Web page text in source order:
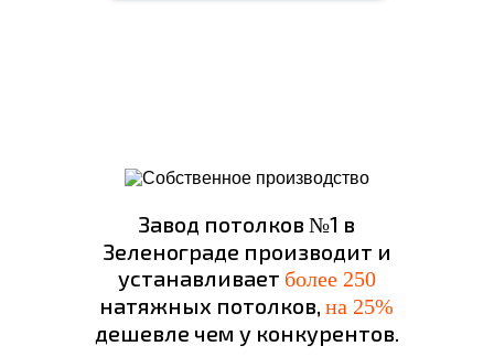
Завод потолков №1 в
Зеленограде производит и
устанавливает более 250
натяжных потолков,на 25%
дешевле чем у конкурентов.